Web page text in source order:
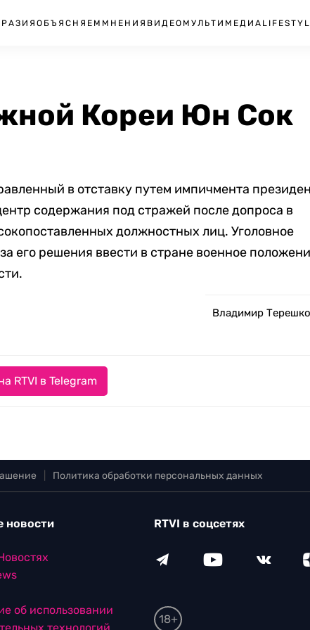
ОБЪЯСНЯЕМ МНЕНИЯ ВИДЕО МУЛЬТИМЕДИА
Кореи Юн Сок
в отставку путем импичмента
содержания под стражей после допроса в
должностных лиц. Уголовное
его решения ввести в стране военное
Владимир
RTVI в Telegram
Политика обработки персональных данных
новости
об использовании
RTVI в соцсетях
18+